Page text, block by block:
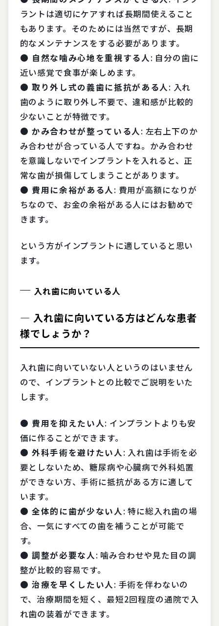
ラントは適切にケアすれば長期間使えること
もあります。そのためには当然ですが、長期
的なメンテナンスをする必要があります。
● 自然な噛み心地を重視する人: 自分の歯に
近い感覚で食事が楽しめます。
● 取り外し式の義歯に抵抗がある人: 入れ
歯のように取り外し不要で、違和感が比較的
少ないことが特徴です。
● かみ合わせが整っている人: 左右上下のか
み合わせが合っている人ですね。かみ合わせ
を意識しないでインプラントを入れると、正
常な歯が損傷してしまうことがあります。
● 費用に余裕がある人: 費用が高額になりが
ちなので、お金の余裕がある人にはお勧めで
きます。
という方がインプラントに適していると思い
ます。
入れ歯に向いている人
― 入れ歯に向いている方はどんな患者
様でしょうか？
入れ歯に向いていない人というのはいません
ので、インプラントとの比較でご説明をいた
します。
● 費用を抑えたい人: インプラントよりも安
価に作ることができます。
● 外科手術を避けたい人: 入れ歯は手術を必
要としないため、糖尿病や心臓病で外科処置
ができない方、手術に抵抗がある方に適して
います。
● 全体的に歯が少ない人: 特に総入れ歯の場
合、一気にすべての歯を補うことが可能で
す。
● 調整が必要な人: 噛み合わせや見た目の調
整が比較的容易です。
● 治療を早くしたい人: 手術を伴わないの
で、治療期間を短く、最短2回程度の通院で入
れ歯の装着ができます。